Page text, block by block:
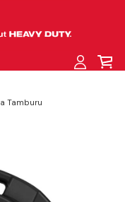
Tamburu